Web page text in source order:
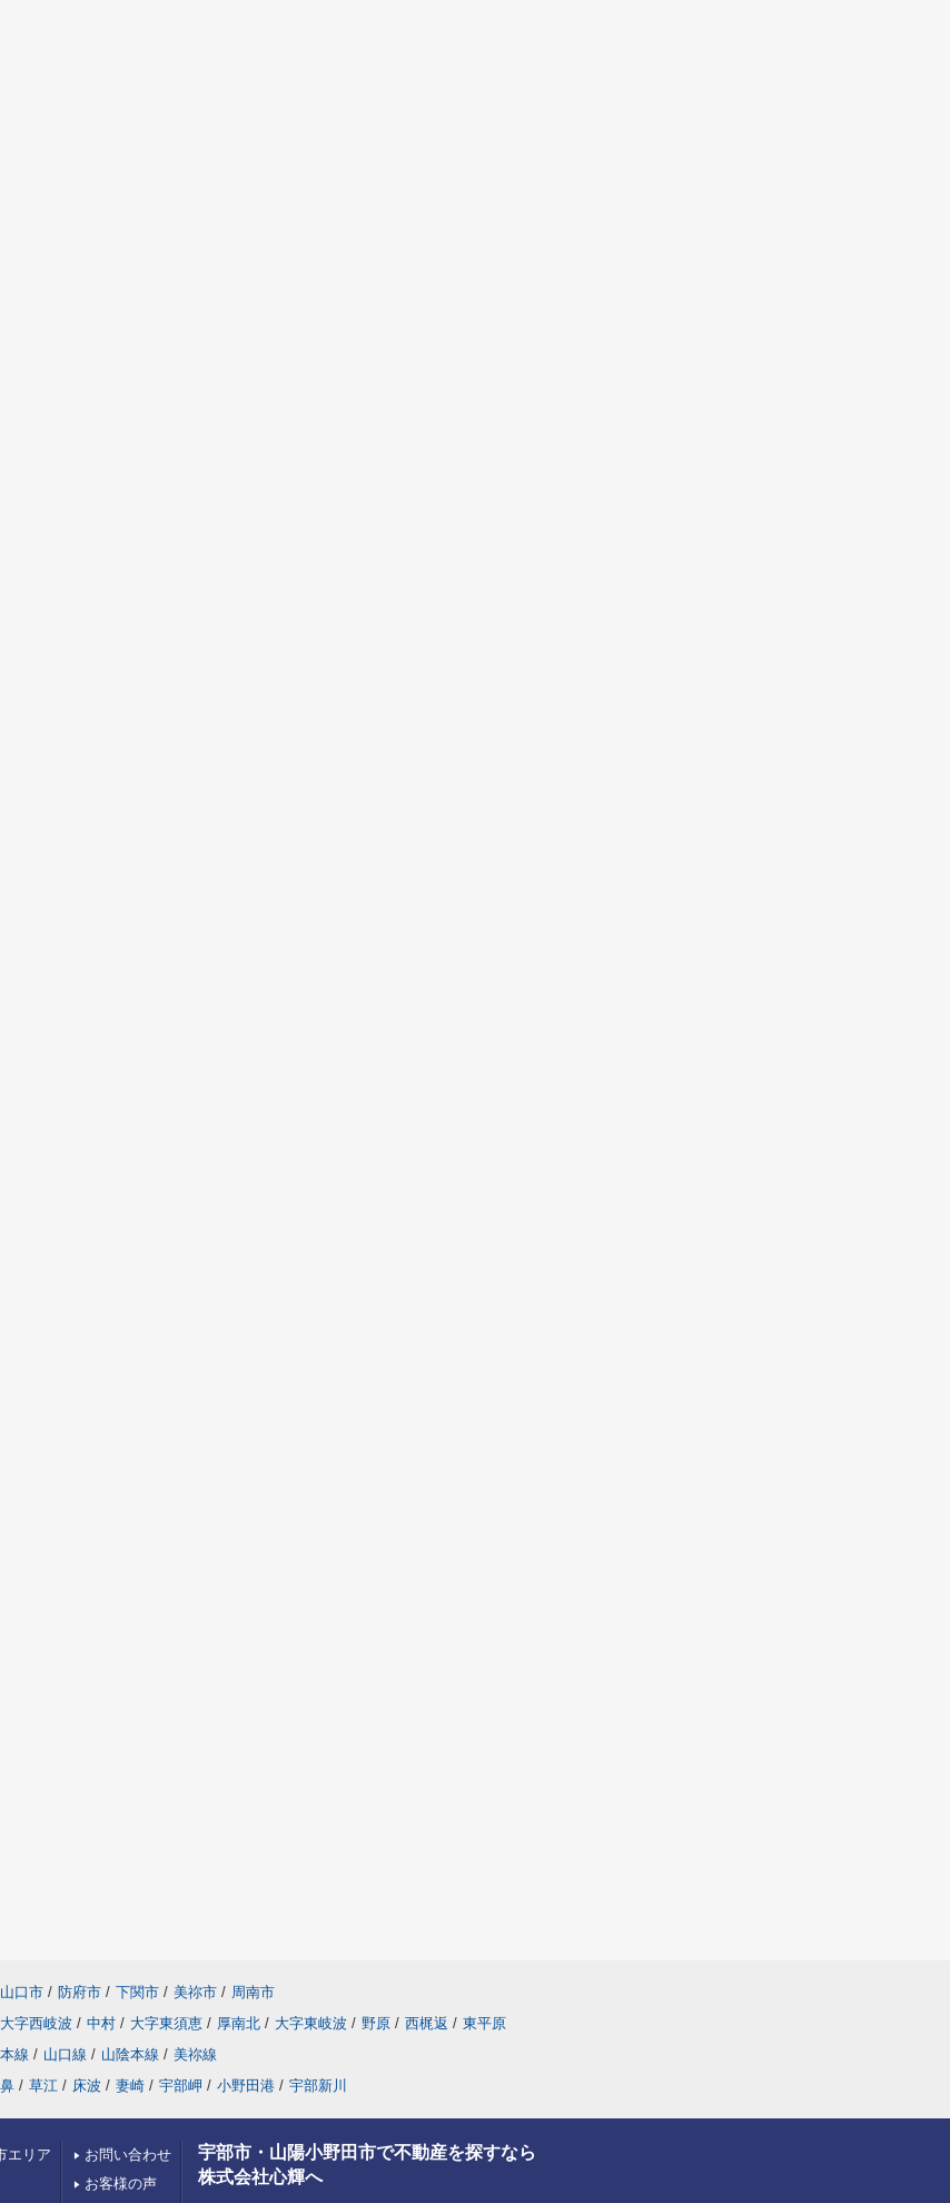
山口市 / 防府市 / 下関市 / 美祢市 / 周南市
大字西岐波 / 中村 / 大字東須恵 / 厚南北 / 大字東岐波 / 野原 / 西梶返 / 東平原
線 / 山口線 / 山陰本線 / 美祢線
/ 草江 / 床波 / 妻崎 / 宇部岬 / 小野田港 / 宇部新川
エリア
お問い合わせ
お客様の声
宇部市・山陽小野田市で不動産を探すなら
株式会社心輝へ